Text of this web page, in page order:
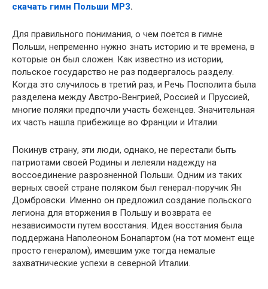
скачать гимн Польши MP3.
Для правильного понимания, о чем поется в гимне
Польши, непременно нужно знать историю и те времена, в
которые он был сложен. Как известно из истории,
польское государство не раз подвергалось разделу.
Когда это случилось в третий раз, и Речь Посполита была
разделена между Австро-Венгрией, Россией и Пруссией,
многие поляки предпочли участь беженцев. Значительная
их часть нашла прибежище во Франции и Италии.
Покинув страну, эти люди, однако, не перестали быть
патриотами своей Родины и лелеяли надежду на
воссоединение разрозненной Польши. Одним из таких
верных своей стране поляком был генерал-поручик Ян
Домбровски. Именно он предложил создание польского
легиона для вторжения в Польшу и возврата ее
независимости путем восстания. Идея восстания была
поддержана Наполеоном Бонапартом (на тот момент еще
просто генералом), имевшим уже тогда немалые
захватнические успехи в северной Италии.